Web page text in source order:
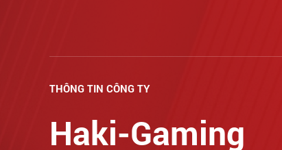
THÔNG TIN CÔNG TY
Haki-Gaming